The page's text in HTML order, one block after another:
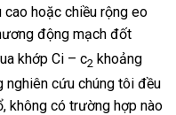
cao hoặc chiều rộng eo
động mạch đốt
khớp Ci – c2 khoảng
nghiên cứu chúng tôi đều
không có trường hợp nào